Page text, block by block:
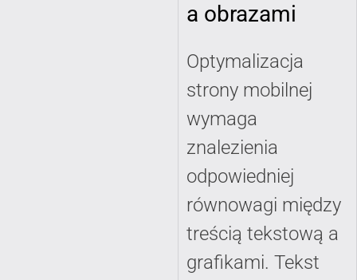
a obrazami
Optymalizacja
strony mobilnej
wymaga
znalezienia
odpowiedniej
równowagi między
treścią tekstową a
grafikami. Tekst